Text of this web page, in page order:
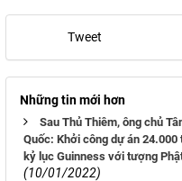
Tweet
Những tin mới hơn
Sau Thủ Thiêm, ông chủ
Quốc: Khởi công dự án
kỷ lục Guinness với tượng
(10/01/2022)